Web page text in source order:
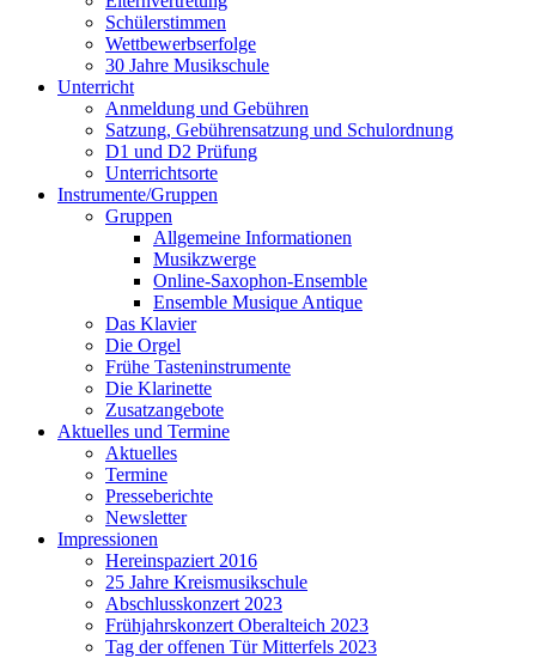
Schülerstimmen
Wettbewerbserfolge
30 Jahre Musikschule
Unterricht
Anmeldung und Gebühren
Satzung, Gebührensatzung und Schulordnung
D1 und D2 Prüfung
Unterrichtsorte
Instrumente/Gruppen
Gruppen
Allgemeine Informationen
Musikzwerge
Online-Saxophon-Ensemble
Ensemble Musique Antique
Das Klavier
Die Orgel
Frühe Tasteninstrumente
Die Klarinette
Zusatzangebote
Aktuelles und Termine
Aktuelles
Termine
Presseberichte
Newsletter
Impressionen
Hereinspaziert 2016
25 Jahre Kreismusikschule
Abschlusskonzert 2023
Frühjahrskonzert Oberalteich 2023
Tag der offenen Tür Mitterfels 2023